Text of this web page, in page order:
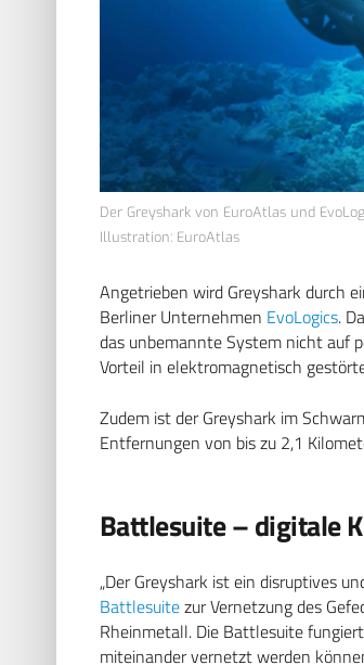
Der Greyshark von EuroAtlas und
Illustration: EuroAtlas
Angetrieben wird Greyshark durch
Berliner Unternehmen EvoLogics.
das unbemannte System nicht auf
Vorteil in elektromagnetisch
Zudem ist der Greyshark im
Entfernungen von bis zu 2,1
Battlesuite – digitale
„Der Greyshark ist ein disruptives
Battlesuitezur Vernetzung des
Rheinmetall. Die Battlesuite
miteinander vernetzt werden